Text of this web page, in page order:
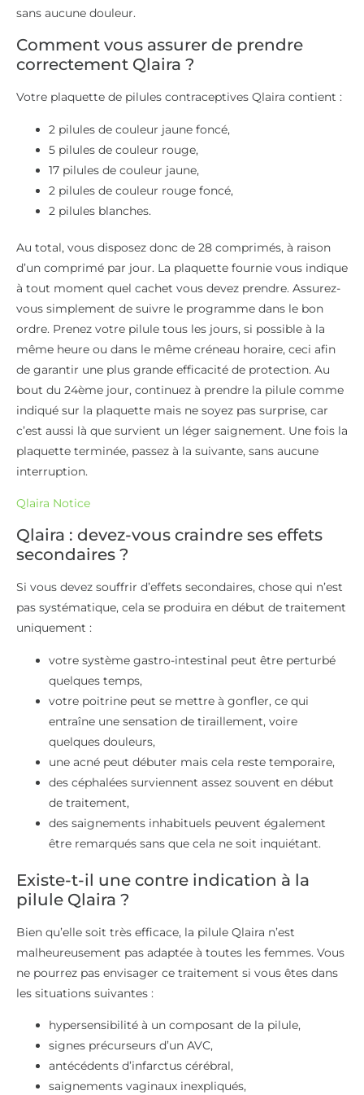
sans aucune douleur.
Comment vous assurer de prendre
correctement Qlaira ?
Votre plaquette de pilules contraceptives Qlaira contient :
2 pilules de couleur jaune foncé,
5 pilules de couleur rouge,
17 pilules de couleur jaune,
2 pilules de couleur rouge foncé,
2 pilules blanches.
Au total, vous disposez donc de 28 comprimés, à raison
d’un comprimé par jour. La plaquette fournie vous indique
à tout moment quel cachet vous devez prendre. Assurez-
vous simplement de suivre le programme dans le bon
ordre. Prenez votre pilule tous les jours, si possible à la
même heure ou dans le même créneau horaire, ceci afin
de garantir une plus grande efficacité de protection. Au
bout du 24ème jour, continuez à prendre la pilule comme
indiqué sur la plaquette mais ne soyez pas surprise, car
c’est aussi là que survient un léger saignement. Une fois la
plaquette terminée, passez à la suivante, sans aucune
interruption.
Qlaira Notice
Qlaira : devez-vous craindre ses effets
secondaires ?
Si vous devez souffrir d’effets secondaires, chose qui n’est
pas systématique, cela se produira en début de traitement
uniquement :
votre système gastro-intestinal peut être perturbé
quelques temps,
votre poitrine peut se mettre à gonfler, ce qui
entraîne une sensation de tiraillement, voire
quelques douleurs,
une acné peut débuter mais cela reste temporaire,
des céphalées surviennent assez souvent en début
de traitement,
des saignements inhabituels peuvent également
être remarqués sans que cela ne soit inquiétant.
Existe-t-il une contre indication à la
pilule Qlaira ?
Bien qu’elle soit très efficace, la pilule Qlaira n’est
malheureusement pas adaptée à toutes les femmes. Vous
ne pourrez pas envisager ce traitement si vous êtes dans
les situations suivantes :
hypersensibilité à un composant de la pilule,
signes précurseurs d’un AVC,
antécédents d’infarctus cérébral,
saignements vaginaux inexpliqués,